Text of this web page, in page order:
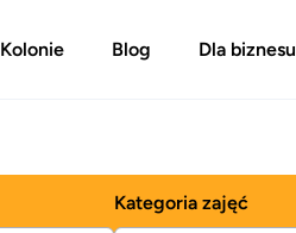
Kolonie Blog Dla biznesu
Kategoria zajęć